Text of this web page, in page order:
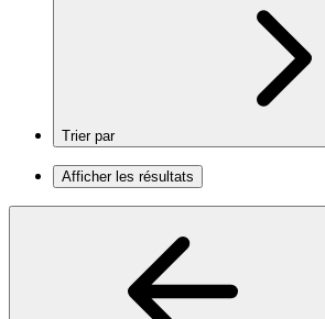
Trier par
Afficher les résultats